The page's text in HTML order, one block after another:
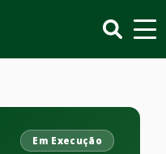
Em Execução